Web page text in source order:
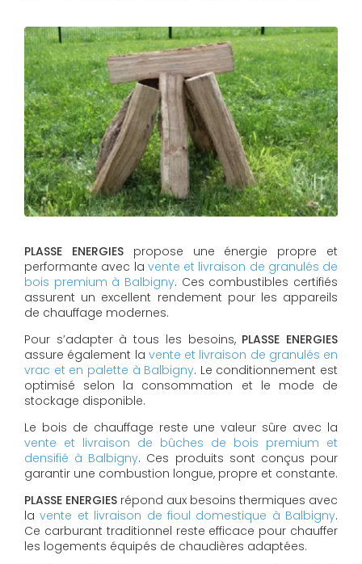
PLASSE ENERGIESpropose une énergie propre et
performante avec la vente et livraison de granulés de
bois premium à Balbigny. Ces combustibles certifiés
assurent un excellent rendement pour les appareils
de chauffage modernes.
Pour s’adapter à tous les besoins, PLASSE ENERGIES
assure également la vente et livraison de granulés en
vrac et en palette à Balbigny. Le conditionnement est
optimisé selon la consommation et le mode de
stockage disponible.
Le bois de chauffage reste une valeur sûre avec la
vente et livraison de bûches de bois premium et
densifié à Balbigny. Ces produits sont conçus pour
garantir une combustion longue, propre et constante.
PLASSE ENERGIES répond aux besoins thermiques avec
lavente et livraison de fioul domestique à Balbigny.
Ce carburant traditionnel reste efficace pour chauffer
les logements équipés de chaudières adaptées.